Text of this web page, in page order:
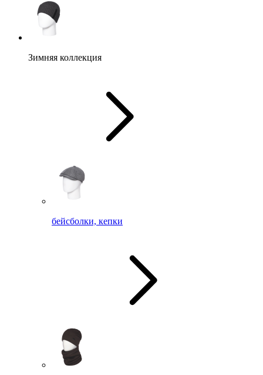
Зимняя коллекция
бейсболки, кепки